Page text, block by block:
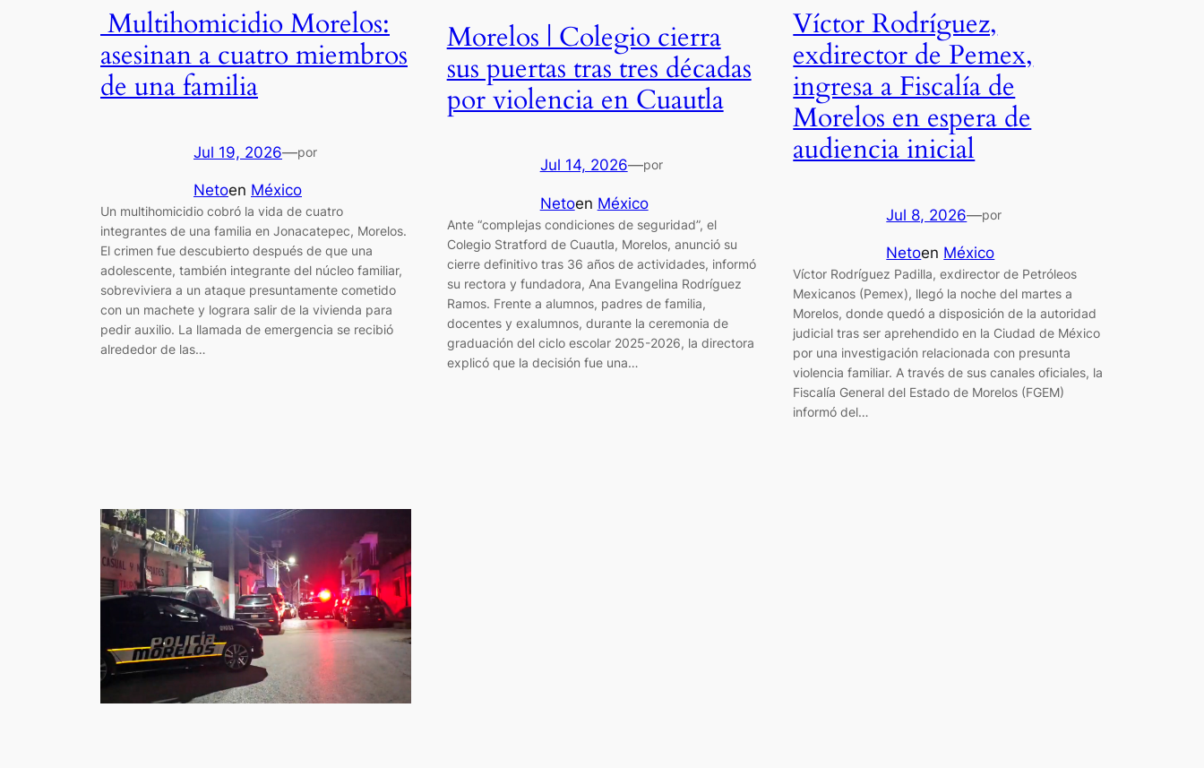
Multihomicidio Morelos:
asesinan a cuatro miembros
de una familia
Jul 19, 2026—por
Netoen México
Un multihomicidio cobró la vida de cuatro
integrantes de una familia en Jonacatepec, Morelos.
El crimen fue descubierto después de que una
adolescente, también integrante del núcleo familiar,
sobreviviera a un ataque presuntamente cometido
con un machete y lograra salir de la vivienda para
pedir auxilio. La llamada de emergencia se recibió
alrededor de las…
Morelos | Colegio cierra
sus puertas tras tres décadas
por violencia en Cuautla
Jul 14, 2026—por
Netoen México
Ante “complejas condiciones de seguridad”, el
Colegio Stratford de Cuautla, Morelos, anunció su
cierre definitivo tras 36 años de actividades, informó
su rectora y fundadora, Ana Evangelina Rodríguez
Ramos. Frente a alumnos, padres de familia,
docentes y exalumnos, durante la ceremonia de
graduación del ciclo escolar 2025-2026, la directora
explicó que la decisión fue una…
Víctor Rodríguez,
exdirector de Pemex,
ingresa a Fiscalía de
Morelos en espera de
audiencia inicial
Jul 8, 2026—por
Netoen México
Víctor Rodríguez Padilla, exdirector de Petróleos
Mexicanos (Pemex), llegó la noche del martes a
Morelos, donde quedó a disposición de la autoridad
judicial tras ser aprehendido en la Ciudad de México
por una investigación relacionada con presunta
violencia familiar. A través de sus canales oficiales, la
Fiscalía General del Estado de Morelos (FGEM)
informó del…